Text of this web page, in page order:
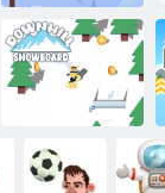
În jurul lui
Elbrus